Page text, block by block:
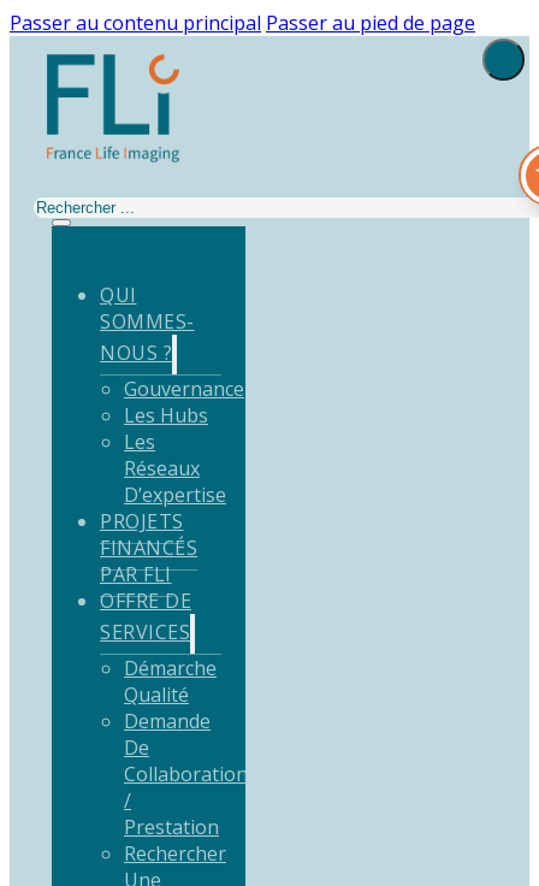
Passer au contenu principal Passer au pied de page
Rechercher
QUI
SOMMES-
NOUS ?
Gouvernance
Les Hubs
Les
Réseaux
D’expertise
PROJETS
FINANCÉS
PAR FLI
OFFRE DE
SERVICES
Démarche
Qualité
Demande
De
Collaboration
/
Prestation
Rechercher
Une